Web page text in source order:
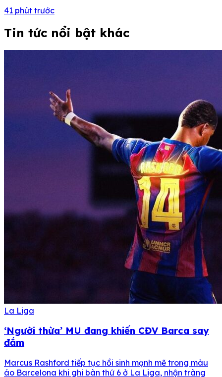
41 phút trước
Tin tức nổi bật khác
La Liga
‘Người thừa’ MU đang khiến CĐV Barca say
đắm
Marcus Rashford tiếp tục hồi sinh mạnh mẽ trong màu
áo Barcelona khi ghi bàn thứ 6 ở La Liga, nhận tràng